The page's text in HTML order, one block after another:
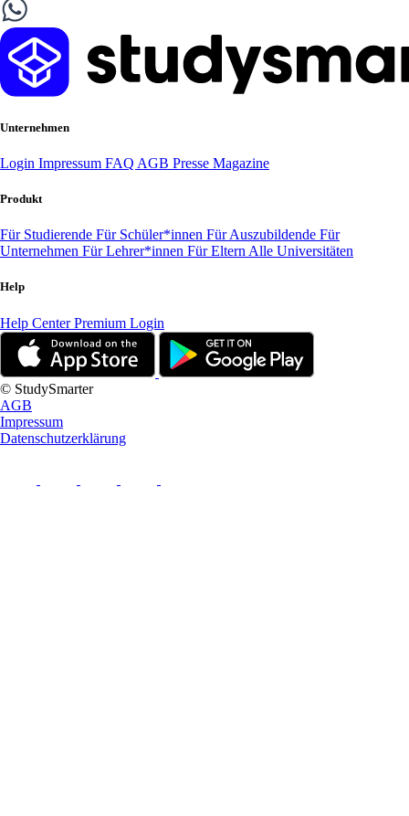
Unternehmen
Login Impressum FAQ AGB Presse Magazine
Produkt
Für Studierende Für Schüler*innen Für Auszubildende Für
Unternehmen Für Lehrer*innen Für Eltern Alle Universitäten
Help
Help CenterPremium Login
© StudySmarter
AGB
Impressum
Datenschutzerklärung